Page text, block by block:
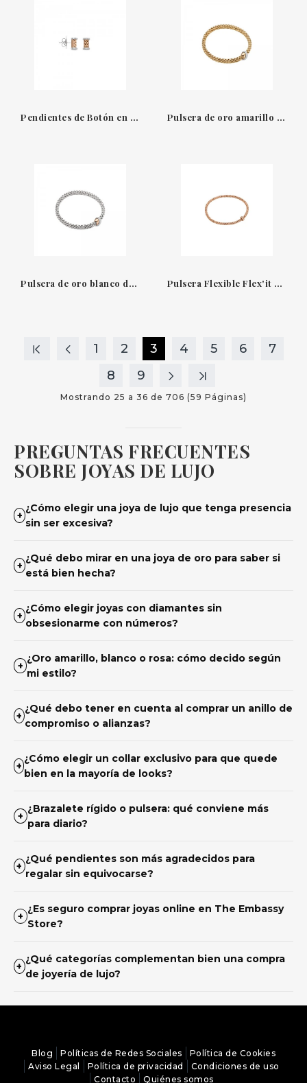
Pendientes de Botón en Oro Amarillo y Blanco con Diamantes Fope Pulsera de oro amarillo de 18 qt con pavé de diamantes Vendóme Fope
Pulsera de oro blanco de 18 qt con pavé de diamantes Vendóme Fope Pulsera Flexible Flex'it con Diamante Blanco Fope
1 2 3 4 5 6
7
8
9
Mostrando 25 a 36 de 706 (59 Páginas)
PREGUNTAS FRECUENTES
SOBRE JOYAS DE LUJO
+
¿Cómo elegir una joya de lujo que tenga presencia
sin ser excesiva?
+
¿Qué debo mirar en una joya de oro para saber si
está bien hecha?
+
¿Cómo elegir joyas con diamantes sin
obsesionarme con números?
+
¿Oro amarillo, blanco o rosa: cómo decido según
mi estilo?
+
¿Qué debo tener en cuenta al comprar un anillo de
compromiso o alianzas?
+
¿Cómo elegir un collar exclusivo para que quede
bien en la mayoría de looks?
+
¿Brazalete rígido o pulsera: qué conviene más
para diario?
+
¿Qué pendientes son más agradecidos para
regalar sin equivocarse?
+
¿Es seguro comprar joyas online en The Embassy
Store?
+
¿Qué categorías complementan bien una compra
de joyería de lujo?
Blog Políticas de Redes Sociales
Política de Cookies
Aviso Legal
Política de privacidad
Condiciones de uso
Contacto
Quiénes somos